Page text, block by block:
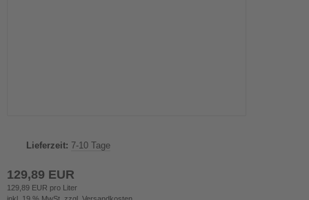
Lieferzeit: 7-10 Tage
129,89 EUR
129,89 EUR pro Liter